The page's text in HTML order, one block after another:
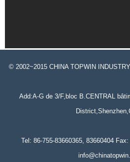
© 2002~2015 CHINA TOPWIN
Add:A-G de 3/F,bloc B.CENTRAL
Tel: 86-755-83660365, 83660404